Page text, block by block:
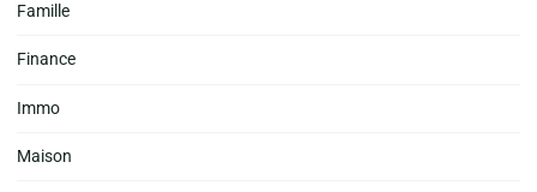
Famille
Finance
Immo
Maison